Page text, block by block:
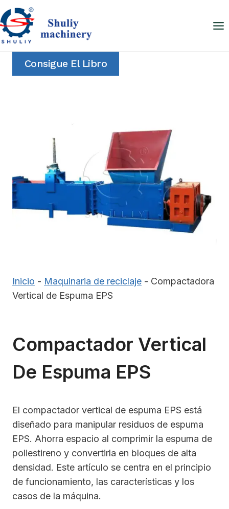
Saltar
al
contenido
Consigue El Libro
Inicio - Maquinaria de reciclaje - Compactadora
Vertical de Espuma EPS
Compactador Vertical
De Espuma EPS
El compactador vertical de espuma EPS está
diseñado para manipular residuos de espuma
EPS. Ahorra espacio al comprimir la espuma de
poliestireno y convertirla en bloques de alta
densidad. Este artículo se centra en el principio
de funcionamiento, las características y los
casos de la máquina.